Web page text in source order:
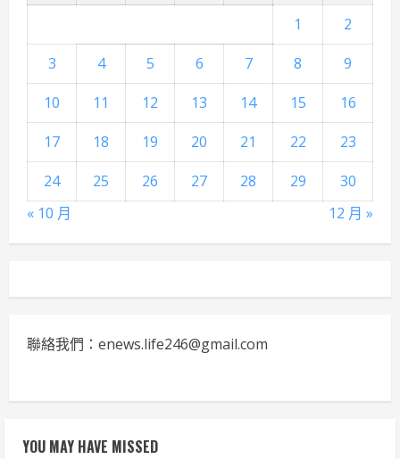
1
2
3
4 5 6 7 8
9
10
11 12 13 14 15
16
17
18 19 20 21 22
23
24
25 26 27 28 29
30
« 10 月
12 月 »
聯絡我們：enews.life246@gmail.com
YOU MAY HAVE MISSED